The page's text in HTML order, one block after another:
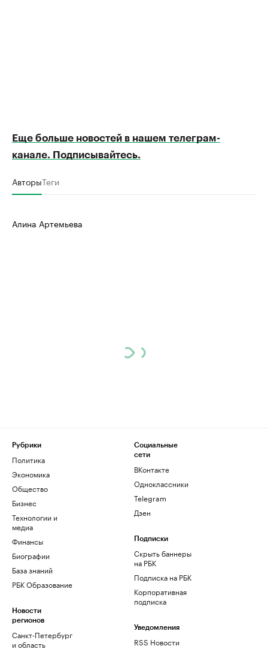
Еще больше новостей в нашем телеграм-
канале. Подписывайтесь.
АвторыТеги
Алина Артемьева
Рубрики
Политика
Экономика
Общество
Бизнес
Технологии и
медиа
Финансы
Биографии
База знаний
РБК Образование
Новости
регионов
Санкт-Петербург
и область
Социальные
сети
ВКонтакте
Одноклассники
Telegram
Дзен
Подписки
Скрыть баннеры
на РБК
Подписка на РБК
Корпоративная
подписка
Уведомления
RSS Новости